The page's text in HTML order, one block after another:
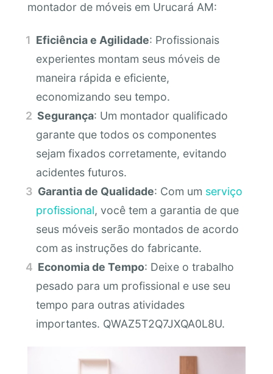
montador de móveis em Urucará AM:
Eficiência e Agilidade: Profissionais
experientes montam seus móveis de
maneira rápida e eficiente,
economizando seu tempo.
Segurança: Um montador qualificado
garante que todos os componentes
sejam fixados corretamente, evitando
acidentes futuros.
Garantia de Qualidade: Com um serviço
profissional, você tem a garantia de que
seus móveis serão montados de acordo
com as instruções do fabricante.
Economia de Tempo: Deixe o trabalho
pesado para um profissional e use seu
tempo para outras atividades
importantes. QWAZ5T2Q7JXQA0L8U.